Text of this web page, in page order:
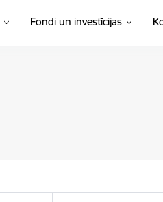
Fondi un investīcijas